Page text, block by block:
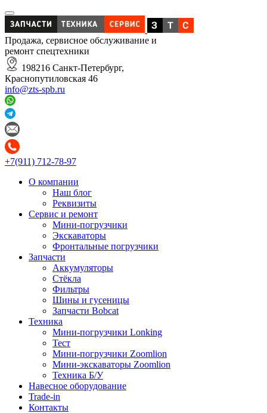
Продажа, сервисное обслуживание и
ремонт спецтехники
198216 Санкт-Петербург,
Краснопутиловская 46
info@zts-spb.ru
+7(911) 712-78-97
О компании
Наш блог
Реквизиты
Сервис и ремонт
Мини-погрузчики
Экскаваторы
Фронтальные погрузчики
Запчасти
Аккумуляторы
Стёкла
Фильтры
Шины и гусеницы
Запчасти Bobcat
Техника
Мини-погрузчики Lonking
Тест
Мини-погрузчики Zoomlion
Мини-экскаваторы Zoomlion
Техника Б/У
Навесное оборудование
Trade-in
Контакты